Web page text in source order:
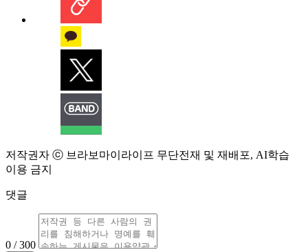
저작권자 ⓒ 브라보마이라이프 무단전재 및 재배포, AI학습
이용 금지
댓글
0 / 300